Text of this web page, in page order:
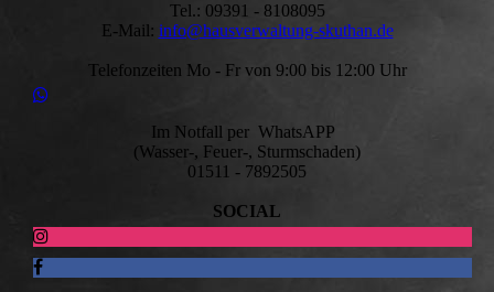
Tel.: 09391 - 8108095
E-Mail: info@hausverwaltung-skuthan.de
Telefonzeiten Mo - Fr von 9:00 bis 12:00 Uhr
Im Notfall per WhatsAPP
(Wasser-, Feuer-, Sturmschaden)
01511 - 7892505
SOCIAL